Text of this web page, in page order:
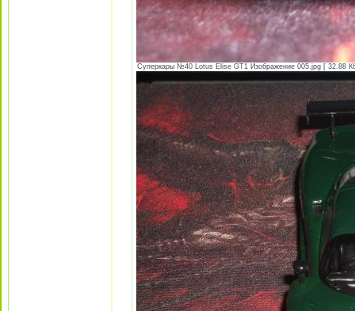
Суперкары №40 Lotus Еlise GT1 Изображение 005.jpg [ 32.88